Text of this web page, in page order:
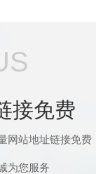
接免费
网站地址链接免费
为您服务